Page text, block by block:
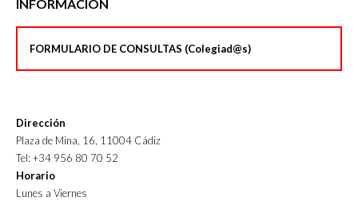
INFORMACIÓN
FORMULARIO DE CONSULTAS (Colegiad@s)
Dirección
Plaza de Mina, 16, 11004 Cádiz
Tel: +34 956 80 70 52
Horario
Lunes a Viernes